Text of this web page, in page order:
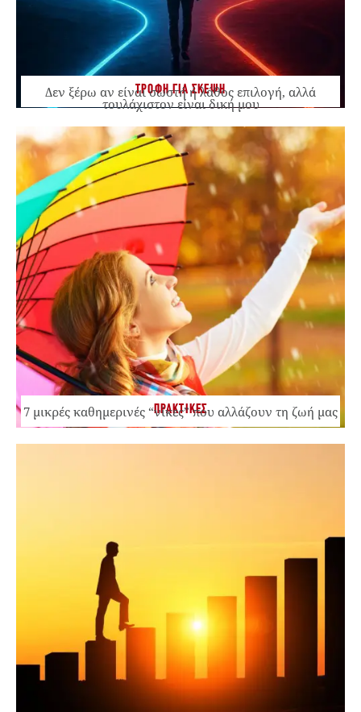
ΤΡΟΦΗ ΓΙΑ ΣΚΕΨΗ
Δεν ξέρω αν είναι σωστή ή λάθος επιλογή, αλλά
τουλάχιστον είναι δική μου
ΠΡΑΚΤΙΚΕΣ
7 μικρές καθημερινές “νίκες” που αλλάζουν τη ζωή μας